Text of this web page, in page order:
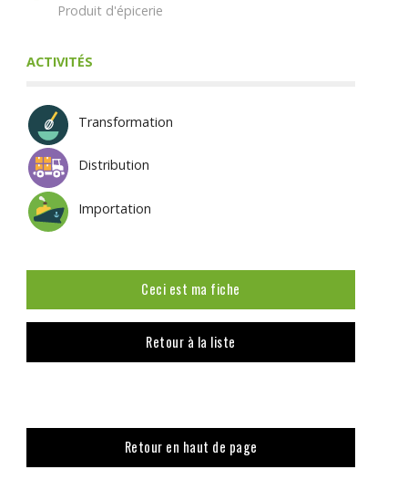
Produit d'épicerie
ACTIVITÉS
Transformation
Distribution
Importation
Ceci est ma fiche
Retour à la liste
Retour en haut de page